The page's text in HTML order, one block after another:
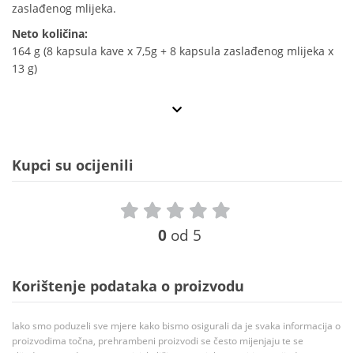
zaslađenog mlijeka.
Neto količina:
164 g (8 kapsula kave x 7,5g + 8 kapsula zaslađenog mlijeka x
13 g)
Kupci su ocijenili
0 od 5
Korištenje podataka o proizvodu
Iako smo poduzeli sve mjere kako bismo osigurali da je svaka informacija o
proizvodima točna, prehrambeni proizvodi se često mijenjaju te se